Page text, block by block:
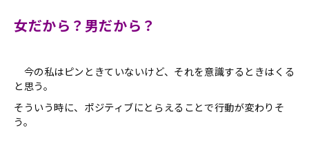
女だから？男だから？
今の私はピンときていないけど、それを意識するときはくる
と思う。
そういう時に、ポジティブにとらえることで行動が変わりそ
う。